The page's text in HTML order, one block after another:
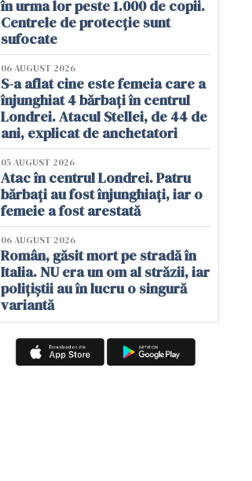
în urma lor peste 1.000 de copii.
Centrele de protecție sunt
sufocate
06 AUGUST 2026
S-a aflat cine este femeia care a
înjunghiat 4 bărbați în centrul
Londrei. Atacul Stellei, de 44 de
ani, explicat de anchetatori
05 AUGUST 2026
Atac în centrul Londrei. Patru
bărbați au fost înjunghiați, iar o
femeie a fost arestată
06 AUGUST 2026
Român, găsit mort pe stradă în
Italia. NU era un om al străzii, iar
polițiștii au în lucru o singură
variantă